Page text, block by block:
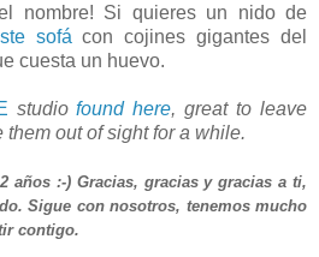
nombre! Si quieres un nido de
sofácon cojines gigantes del
cuesta un huevo.
studiofound here, great to leave
out of sight for a while.
años :-) Gracias, gracias y gracias a ti,
Sigue con nosotros, tenemos mucho
contigo.